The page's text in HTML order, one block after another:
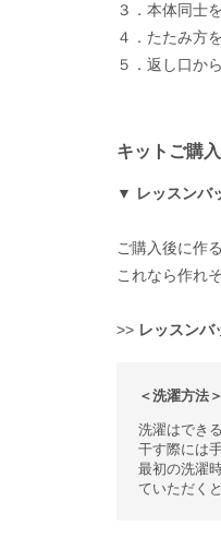
３．本体同士
４．たたみ方
５．返し口か
キットご購
▼ レッスンバ
ご購入後に作
これなら作れ
>> レッスンバ
＜洗濯方法＞
洗濯はでき
干す際には
最初の洗濯
ていただく